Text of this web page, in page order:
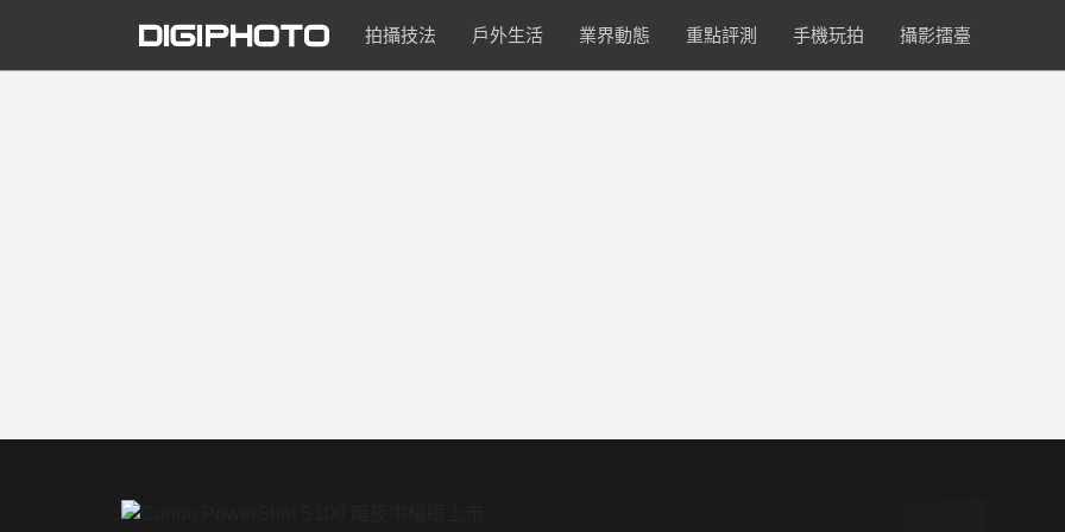
拍攝技法 戶外生活 業界動態 重點評測 手機玩拍 攝影擂臺